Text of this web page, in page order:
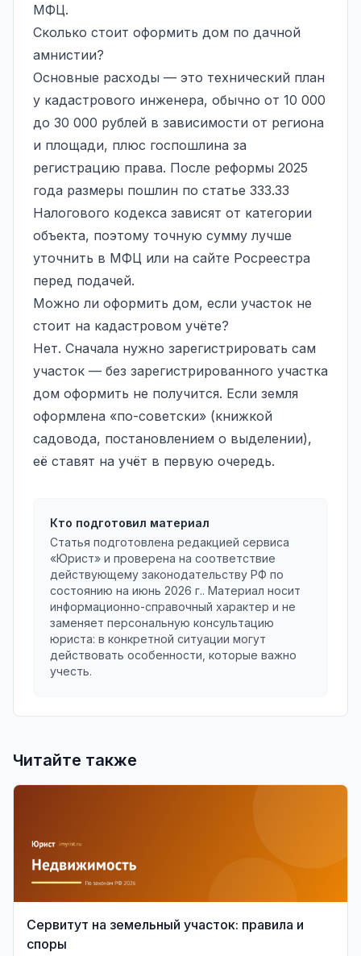
МФЦ.
Сколько стоит оформить дом по дачной
амнистии?
Основные расходы — это технический план
у кадастрового инженера, обычно от 10 000
до 30 000 рублей в зависимости от региона
и площади, плюс госпошлина за
регистрацию права. После реформы 2025
года размеры пошлин по статье 333.33
Налогового кодекса зависят от категории
объекта, поэтому точную сумму лучше
уточнить в МФЦ или на сайте Росреестра
перед подачей.
Можно ли оформить дом, если участок не
стоит на кадастровом учёте?
Нет. Сначала нужно зарегистрировать сам
участок — без зарегистрированного участка
дом оформить не получится. Если земля
оформлена «по-советски» (книжкой
садовода, постановлением о выделении),
её ставят на учёт в первую очередь.
Кто подготовил материал
Статья подготовлена редакцией сервиса
«Юрист» и проверена на соответствие
действующему законодательству РФ по
состоянию на июнь 2026 г.. Материал носит
информационно-справочный характер и не
заменяет персональную консультацию
юриста: в конкретной ситуации могут
действовать особенности, которые важно
учесть.
Читайте также
Сервитут на земельный участок: правила и
споры